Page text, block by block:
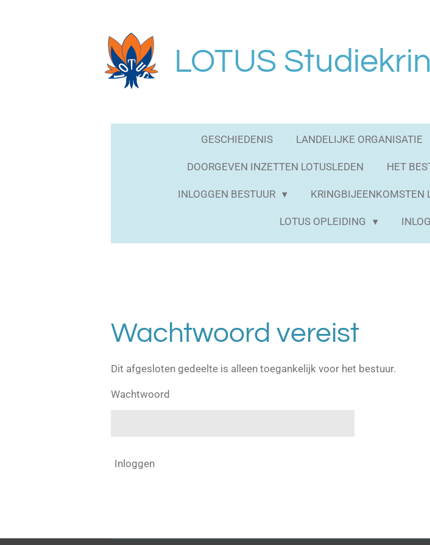
LOTUS
GESCHIEDENIS LANDELIJKE ORGANISATIE
DOORGEVEN INZETTEN LOTUSLEDEN HET
INLOGGEN BESTUUR KRINGBIJEENKOMSTEN
LOTUS OPLEIDING
Wachtwoord vereist
Dit afgesloten gedeelte is alleen toegankelijk voor het bestuur.
Wachtwoord
Inloggen